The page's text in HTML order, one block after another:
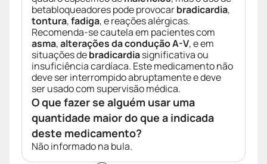
betabloqueadores pode provocarbradicardia,
tontura,fadiga, e reações alérgicas.
Recomenda-se cautela em pacientes com
asma,alterações da condução A-V, e em
situações debradicardiasignificativa ou
insuficiência cardíaca. Este medicamento não
deve ser interrompido abruptamente e deve
ser usado com supervisão médica.
O que fazer se alguém usar uma
quantidade maior do que a indicada
deste medicamento?
Não informado na bula.